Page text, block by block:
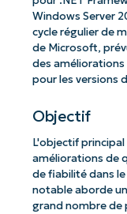
Windows Server
cycle régulier de
de Microsoft,
des
pour les versions
Objectif
L'objectif
améliorations de
de fiabilité dans
notable aborde
grand nombre de